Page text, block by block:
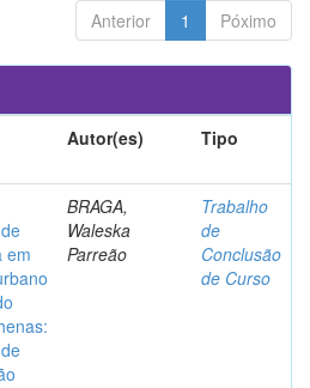
Anterior 1 Póximo
Autor(es) Tipo
em
BRAGA,
Waleska
Parreão
Trabalho
de
Conclusão
de Curso